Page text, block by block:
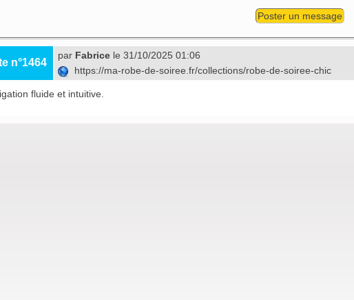
Poster un message
n°1464
par Fabrice le 31/10/2025 01:06
https://ma-robe-de-soiree.fr/collections/robe-de-soiree-chic
fluide et intuitive.